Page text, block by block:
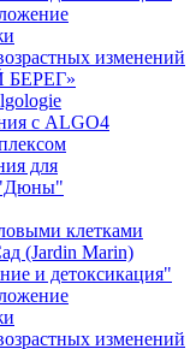
изменений
БЕРЕГ»
с ALGO4
для
"Дюны"
клетками
(Jardin Marin)
и детоксикация"
изменений